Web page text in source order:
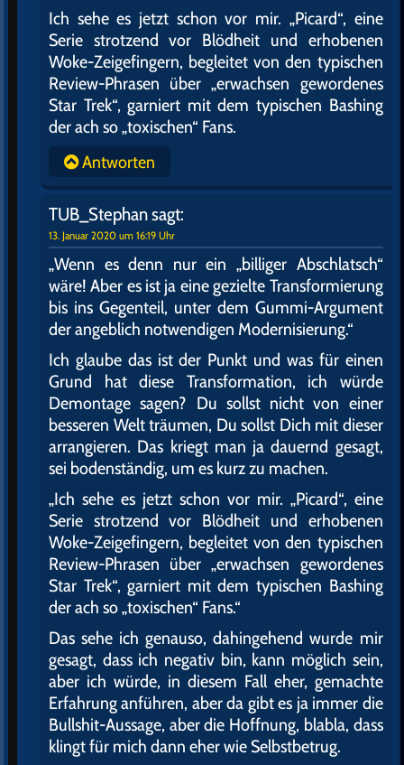
Ich sehe es jetzt schon vor mir. „Picard“, eine
Serie strotzend vor Blödheit und erhobenen
Woke-Zeigefingern, begleitet von den typischen
Review-Phrasen über „erwachsen gewordenes
Star Trek“, garniert mit dem typischen Bashing
der ach so „toxischen“ Fans.
Antworten
TUB_Stephansagt:
13. Januar 2020 um 16:19 Uhr
„Wenn es denn nur ein „billiger Abschlatsch“
wäre! Aber es ist ja eine gezielte Transformierung
bis ins Gegenteil, unter dem Gummi-Argument
der angeblich notwendigen Modernisierung.“
Ich glaube das ist der Punkt und was für einen
Grund hat diese Transformation, ich würde
Demontage sagen? Du sollst nicht von einer
besseren Welt träumen, Du sollst Dich mit dieser
arrangieren. Das kriegt man ja dauernd gesagt,
sei bodenständig, um es kurz zu machen.
„Ich sehe es jetzt schon vor mir. „Picard“, eine
Serie strotzend vor Blödheit und erhobenen
Woke-Zeigefingern, begleitet von den typischen
Review-Phrasen über „erwachsen gewordenes
Star Trek“, garniert mit dem typischen Bashing
der ach so „toxischen“ Fans.“
Das sehe ich genauso, dahingehend wurde mir
gesagt, dass ich negativ bin, kann möglich sein,
aber ich würde, in diesem Fall eher, gemachte
Erfahrung anführen, aber da gibt es ja immer die
Bullshit-Aussage, aber die Hoffnung, blabla, dass
klingt für mich dann eher wie Selbstbetrug.